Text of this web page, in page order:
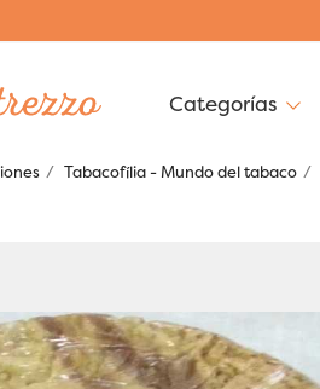
Tabacofília - Mundo del tabaco